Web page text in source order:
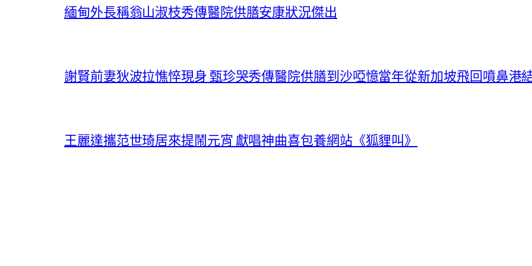
緬甸外長稱翁山淑枝秀傳醫院供膳安康狀況傑出
謝賢前妻狄波拉憔悴現身 甄珍哭秀傳醫院供膳到沙啞憶當年從新加坡飛回噴鼻港
王麗達攜范世琦居來提鬧元宵 獻唱神曲喜包養網站《狐貍叫》